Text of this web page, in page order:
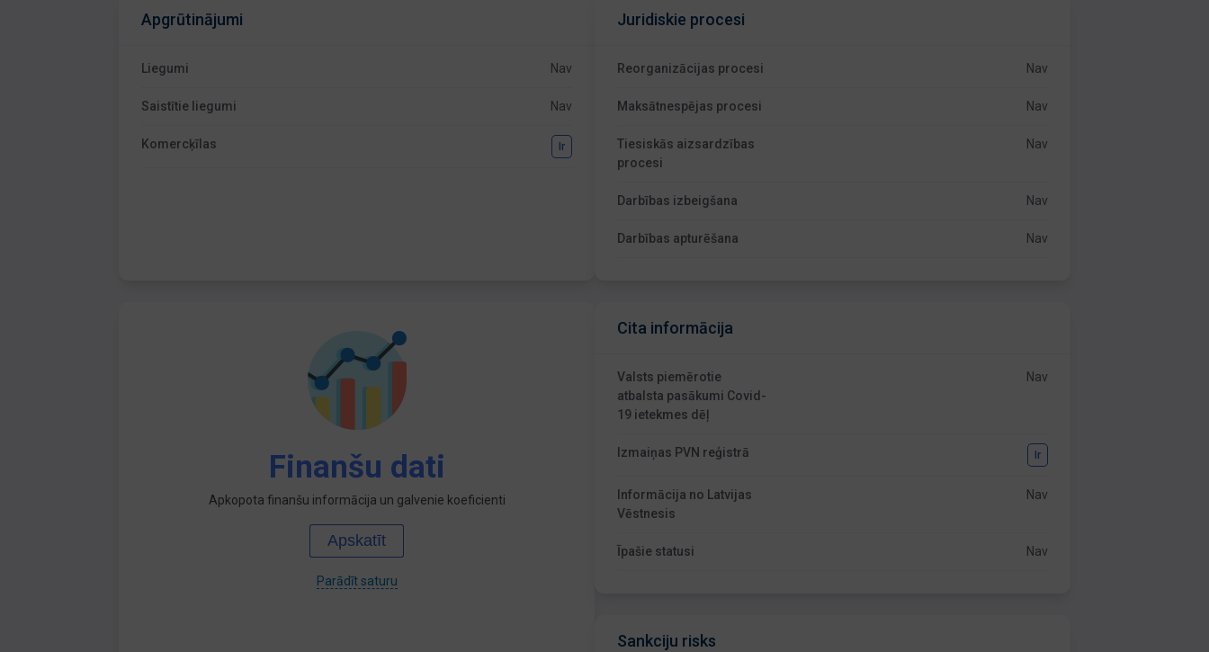
Apgrūtinājumi
Liegumi Nav
Saistītie liegumi Nav
Komercķīlas Ir
Juridiskie procesi
Reorganizācijas procesi Nav
Maksātnespējas procesi Nav
Tiesiskās aizsardzības
procesi
Nav
Darbības izbeigšana Nav
Darbības apturēšana Nav
Finanšu dati
Apkopota finanšu informācija un galvenie koeficienti
Apskatīt
Parādīt saturu
Cita informācija
Valsts piemērotie
atbalsta pasākumi Covid-
19 ietekmes dēļ
Nav
Izmaiņas PVN reģistrā Ir
Informācija no Latvijas
Vēstnesis
Nav
Īpašie statusi Nav
Sankciju risks